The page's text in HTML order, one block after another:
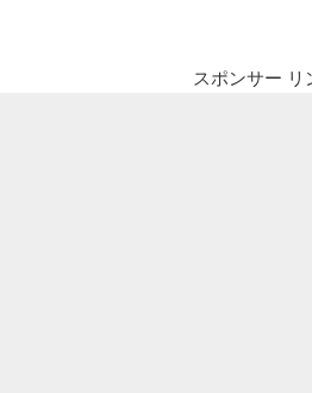
スポンサー リ